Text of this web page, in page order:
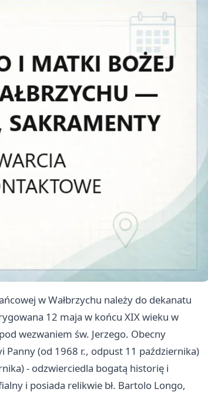
w Wałbrzychu należy do dekanatu
12 maja w końcu XIX wieku w
wezwaniem św. Jerzego. Obecny
(od 1968 r., odpust 11 października)
- odzwierciedla bogatą historię i
i posiada relikwie bł. Bartolo Longo,